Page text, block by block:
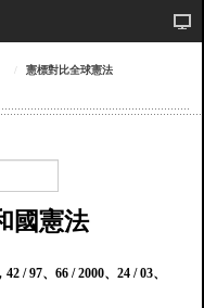
憲標對比全球憲法
國憲法
/ 97、66 / 2000、24 / 03、